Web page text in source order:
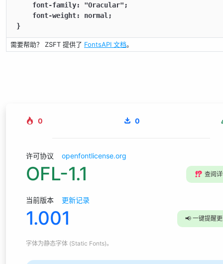
    font-family: "Oracular";
    font-weight: normal;
}
需要帮助？ ZSFT 提供了 FontsAPI 文档。
0 0
许可协议 openfontlicense.org
OFL-1.1 ⁉️ 查阅
当前版本 更新记录
1.001 📢 一键提醒
字体为静态字体 (Static Fonts)。